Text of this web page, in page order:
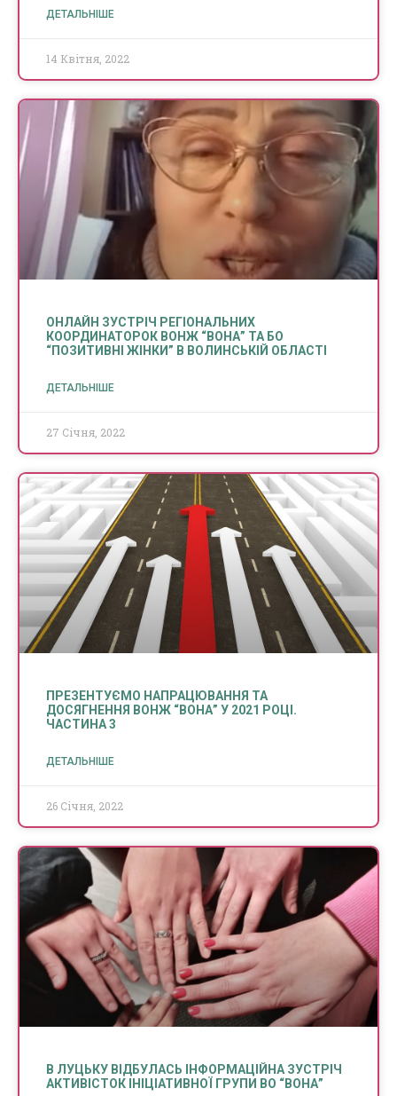
ДЕТАЛЬНІШЕ
14 Квітня, 2022
ОНЛАЙН ЗУСТРІЧ РЕГІОНАЛЬНИХ
КООРДИНАТОРОК ВОНЖ “ВОНА” ТА БО
“ПОЗИТИВНІ ЖІНКИ” В ВОЛИНСЬКІЙ ОБЛАСТІ
ДЕТАЛЬНІШЕ
27 Січня, 2022
ПРЕЗЕНТУЄМО НАПРАЦЮВАННЯ ТА
ДОСЯГНЕННЯ ВОНЖ “ВОНА” У 2021 РОЦІ.
ЧАСТИНА 3
ДЕТАЛЬНІШЕ
26 Січня, 2022
В ЛУЦЬКУ ВІДБУЛАСЬ ІНФОРМАЦІЙНА ЗУСТРІЧ
АКТИВІСТОК ІНІЦІАТИВНОЇ ГРУПИ ВО “ВОНА”